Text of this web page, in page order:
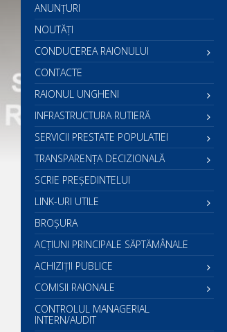
ANUNȚURI
NOUTĂȚI
CONDUCEREA RAIONULUI
CONTACTE
RAIONUL UNGHENI
INFRASTRUCTURA RUTIERĂ
SERVICII PRESTATE POPULATIEI
TRANSPARENȚA DECIZIONALĂ
SCRIE PREŞEDINTELUI
LINK-URI UTILE
BROȘURA
ACŢIUNI PRINCIPALE SĂPTĂMÂNALE
ACHIZIȚII PUBLICE
COMISII RAIONALE
CONTROLUL MANAGERIAL
INTERN/AUDIT